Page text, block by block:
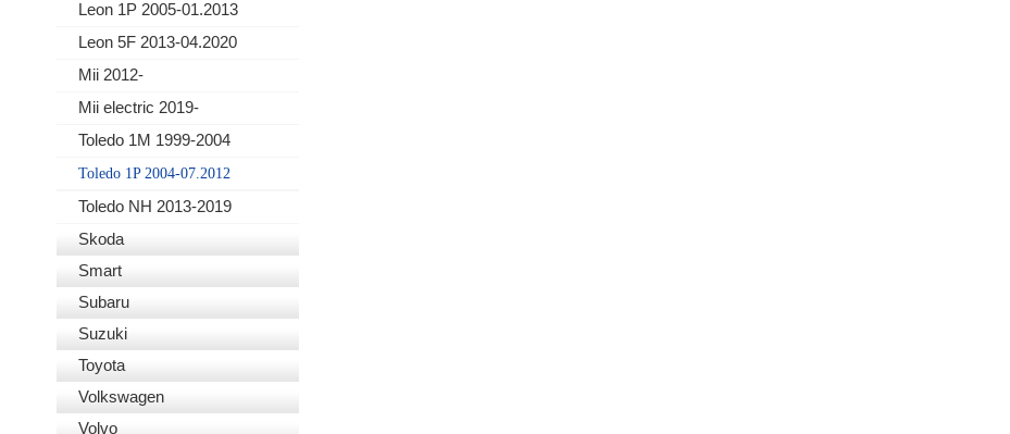
Leon 1P 2005-01.2013
Leon 5F 2013-04.2020
Mii 2012-
Mii electric 2019-
Toledo 1M 1999-2004
Toledo 1P 2004-07.2012
Toledo NH 2013-2019
Skoda
Smart
Subaru
Suzuki
Toyota
Volkswagen
Volvo